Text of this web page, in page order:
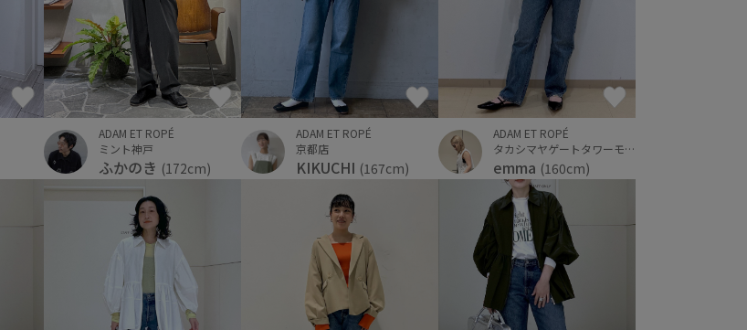
ADAM ET ROPÉ
ミント神戸
ふかのき (172cm)
ADAM ET ROPÉ
京都店
KIKUCHI (167cm)
ADAM ET ROPÉ
タカシマヤゲートタワーモール
emma (160cm)